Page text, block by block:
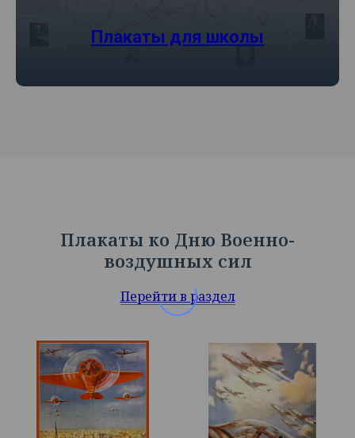
Плакаты для школы
Плакаты ко Дню Военно-
воздушных сил
Перейти в раздел